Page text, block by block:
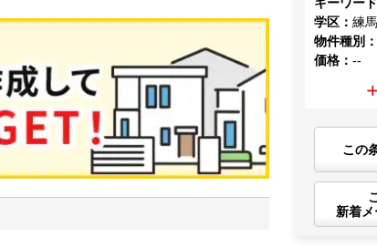
学区 ：練
物件種別 ：
価格 ：--
この
新着